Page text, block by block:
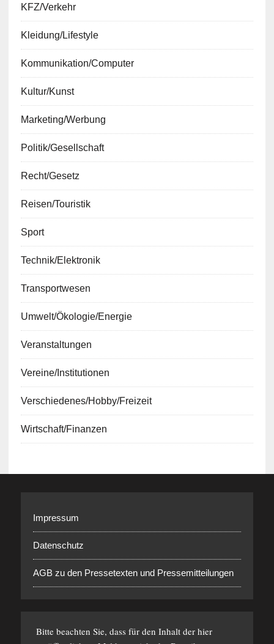
KFZ/Verkehr
Kleidung/Lifestyle
Kommunikation/Computer
Kultur/Kunst
Marketing/Werbung
Politik/Gesellschaft
Recht/Gesetz
Reisen/Touristik
Sport
Technik/Elektronik
Transportwesen
Umwelt/Ökologie/Energie
Veranstaltungen
Vereine/Institutionen
Verschiedenes/Hobby/Freizeit
Wirtschaft/Finanzen
Impressum
Datenschutz
AGB zu den Pressetexten und Pressemitteilungen
Bitte beachten Sie, dass für den Inhalt der hier